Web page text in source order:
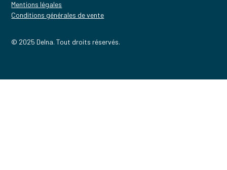
© 2025 Delna. Tout droits réservés.
Mentions légales
Conditions générales de vente